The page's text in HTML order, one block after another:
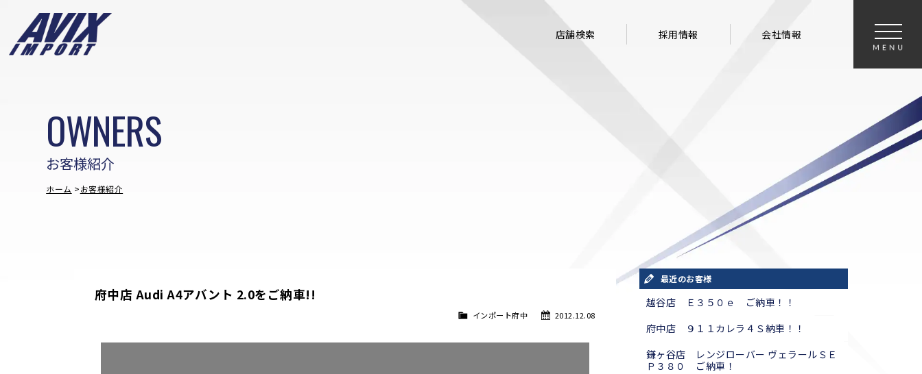
店舗検索 採用情報 会社情報
お客様紹介
OWNERS
ホーム お客様紹介
府中店 Audi A4アバント 2.0をご納車!!
2012.12.08
インポート府中
最近のお客様
越谷店 Ｅ３５０ｅ ご納車！！
府中店 ９１１カレラ４Ｓ納車！！
鎌ヶ谷店 レンジローバー ヴェラールＳＥ
Ｐ３８０ ご納車！